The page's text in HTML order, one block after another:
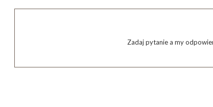
Zadaj pytanie a my